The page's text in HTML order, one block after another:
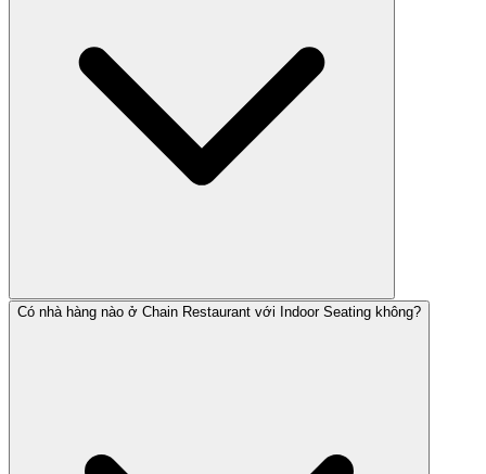
Có nhà hàng nào ở Chain Restaurant với Indoor Seating không?